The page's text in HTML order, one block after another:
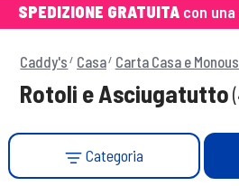
SPEDIZIONE GRATUITA con
Caddy's Casa Carta Casa e
Rotoli e Asciugatutto
Categoria